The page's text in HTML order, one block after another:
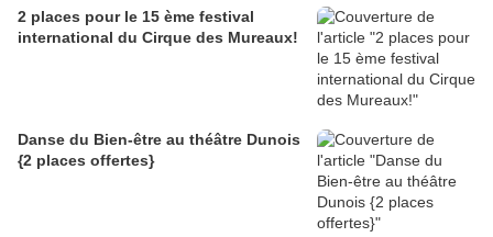
2 places pour le 15 ème festival
international du Cirque des Mureaux!
Danse du Bien-être au théâtre Dunois
{2 places offertes}